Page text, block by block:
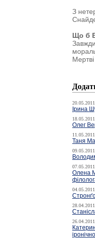
З
Що б
20.05.2011
Ірина
18.05.2011
Олег
11.05.2011
Таня
09.05.2011
07.05.2011
Олена
04.05.2011
28.04.2011
26.04.2011
іронічно